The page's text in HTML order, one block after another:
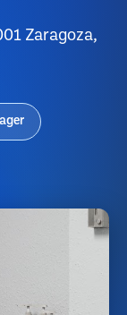
Zaragoza,